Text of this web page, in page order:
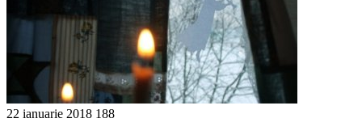
22 ianuarie 2018 188